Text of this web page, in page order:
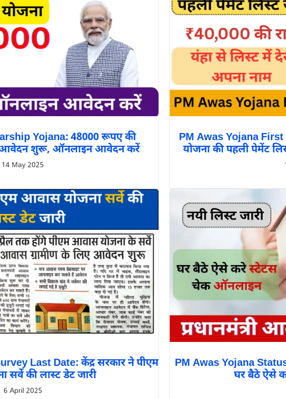
Yojana: 48000 रूपए की
आवेदन शुरू, ऑनलाइन आवेदन करें
14 May 2025
PM Awas Yojana
योजना की पहली पेमेंट
Last Date: केंद्र सरकार ने पीएम
सर्वे की लास्ट डेट जारी
6 April 2025
PM Awas Yojana
घर बैठे ऐसे